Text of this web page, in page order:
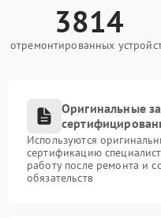
3814
отремонтированных
Оригинальные
Используются
сертификацию
работу после ремонта и
обязательств